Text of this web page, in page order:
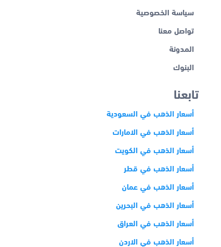
سياسة الخصوصية
تواصل معنا
المدونة
البنوك
تابعنا
أسعار الذهب في السعودية
أسعار الذهب في الامارات
أسعار الذهب في الكويت
أسعار الذهب في قطر
أسعار الذهب في عمان
أسعار الذهب في البحرين
أسعار الذهب في العراق
أسعار الذهب في الاردن